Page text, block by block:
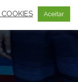
Aceitar